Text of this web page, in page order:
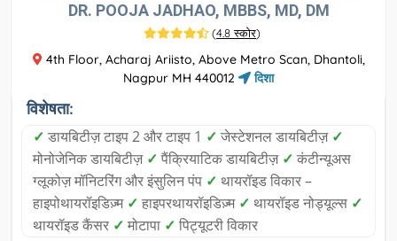
DR. POOJA JADHAO, MBBS, MD, DM
(4.8 स्कोर)
4th Floor, Acharaj Ariisto, Above Metro Scan, Dhantoli,
Nagpur MH 440012
दिशा
विशेषता:
✓ डायबिटीज़ टाइप 2 और टाइप 1 ✓ जेस्टेशनल डायबिटीज़ ✓
मोनोजेनिक डायबिटीज़ ✓ पैंक्रियाटिक डायबिटीज़ ✓ कंटीन्यूअस
ग्लूकोज़ मॉनिटरिंग और इंसुलिन पंप ✓ थायरॉइड विकार –
हाइपोथायरॉइडिज़्म ✓ हाइपरथायरॉइडिज़्म ✓ थायरॉइड नोड्यूल्स ✓
थायरॉइड कैंसर ✓ मोटापा ✓ पिट्यूटरी विकार